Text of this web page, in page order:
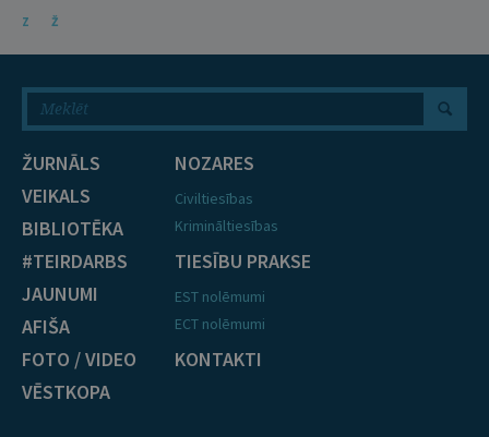
Z
Ž
ŽURNĀLS
VEIKALS
BIBLIOTĒKA
#TEIRDARBS
JAUNUMI
AFIŠA
FOTO / VIDEO
VĒSTKOPA
NOZARES
Civiltiesības
Krimināltiesības
TIESĪBU PRAKSE
EST nolēmumi
ECT nolēmumi
KONTAKTI